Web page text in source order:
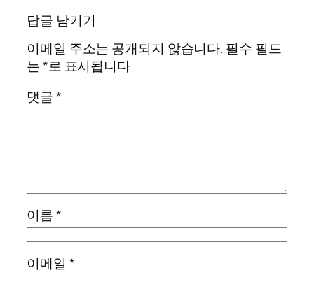
답글 남기기
이메일 주소는 공개되지 않습니다. 필수 필드
는*로 표시됩니다
댓글*
이름*
이메일 *